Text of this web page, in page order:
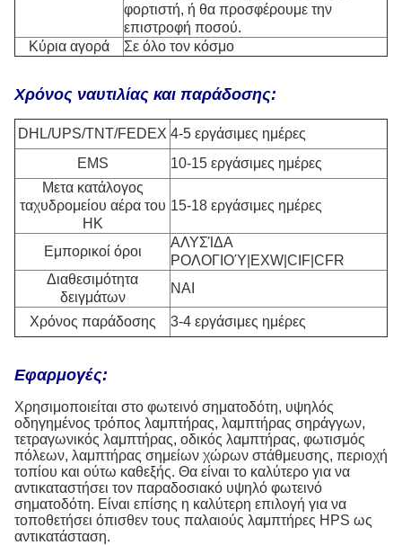
φορτιστή, ή θα προσφέρουμε την
επιστροφή ποσού.
Κύρια αγορά
Σε όλο τον κόσμο
Χρόνος ναυτιλίας και παράδοσης:
DHL/UPS/TNT/FEDEX 4-5 εργάσιμες ημέρες
EMS
10-15 εργάσιμες ημέρες
Μετα κατάλογος
ταχυδρομείου αέρα του
HK
15-18 εργάσιμες ημέρες
Εμπορικοί όροι
ΑΛΥΣΊΔΑ
ΡΟΛΟΓΙΟΎ|EXW|CIF|CFR
Διαθεσιμότητα
δειγμάτων
ΝΑΙ
Χρόνος παράδοσης 3-4 εργάσιμες ημέρες
Εφαρμογές:
Χρησιμοποιείται στο φωτεινό σηματοδότη, υψηλός
οδηγημένος τρόπος λαμπτήρας, λαμπτήρας σηράγγων,
τετραγωνικός λαμπτήρας, οδικός λαμπτήρας, φωτισμός
πόλεων, λαμπτήρας σημείων χώρων στάθμευσης, περιοχή
τοπίου και ούτω καθεξής. Θα είναι το καλύτερο για να
αντικαταστήσει τον παραδοσιακό υψηλό φωτεινό
σηματοδότη. Είναι επίσης η καλύτερη επιλογή για να
τοποθετήσει όπισθεν τους παλαιούς λαμπτήρες HPS ως
αντικατάσταση.